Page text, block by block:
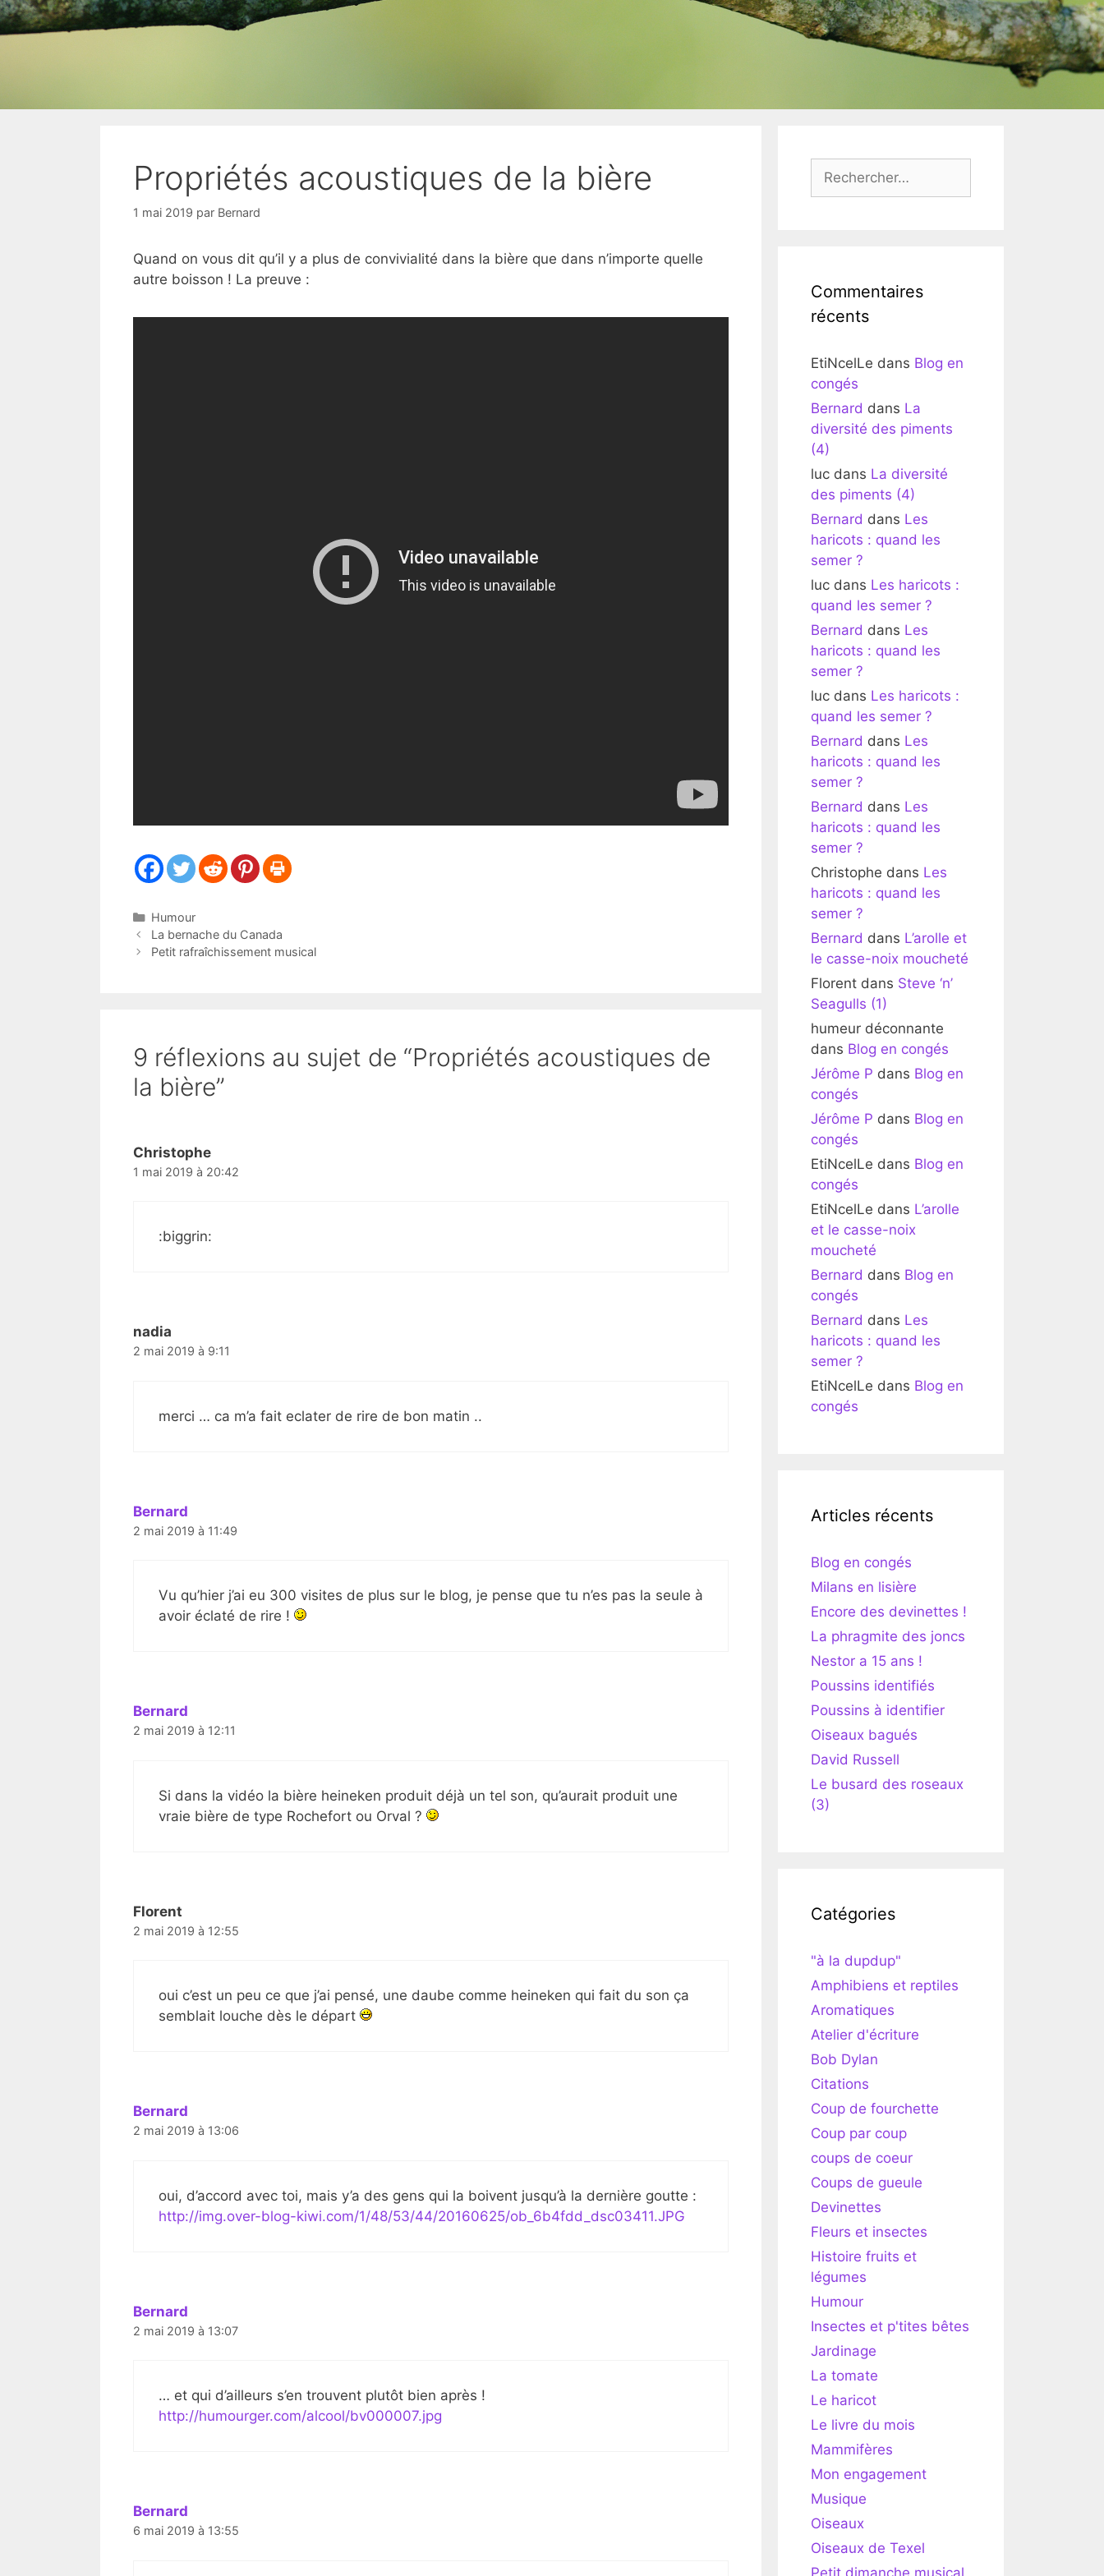
Propriétés acoustiques de la bière
1 mai 2019 par Bernard
Quand on vous dit qu’il y a plus de convivialité dans la bière que dans n’importe quelle
autre boisson ! La preuve :
Catégories
Humour
La bernache du Canada
Petit rafraîchissement musical
9 réflexions au sujet de “Propriétés acoustiques de
la bière”
Christophe
1 mai 2019 à 20:42
:biggrin:
nadia
2 mai 2019 à 9:11
merci … ca m’a fait eclater de rire de bon matin ..
Bernard
2 mai 2019 à 11:49
Vu qu’hier j’ai eu 300 visites de plus sur le blog, je pense que tu n’es pas la seule à
avoir éclaté de rire !
Bernard
2 mai 2019 à 12:11
Si dans la vidéo la bière heineken produit déjà un tel son, qu’aurait produit une
vraie bière de type Rochefort ou Orval ?
Florent
2 mai 2019 à 12:55
oui c’est un peu ce que j’ai pensé, une daube comme heineken qui fait du son ça
semblait louche dès le départ
Bernard
2 mai 2019 à 13:06
oui, d’accord avec toi, mais y’a des gens qui la boivent jusqu’à la dernière goutte :
http://img.over-blog-kiwi.com/1/48/53/44/20160625/ob_6b4fdd_dsc03411.JPG
Bernard
2 mai 2019 à 13:07
… et qui d’ailleurs s’en trouvent plutôt bien après !
http://humourger.com/alcool/bv000007.jpg
Bernard
6 mai 2019 à 13:55
Commentaires
récents
EtiNcelLe dans Blog en
congés
Bernard dans La
diversité des piments
(4)
luc dans La diversité
des piments (4)
Bernard dans Les
haricots : quand les
semer ?
luc dans Les haricots :
quand les semer ?
Bernard dans Les
haricots : quand les
semer ?
luc dans Les haricots :
quand les semer ?
Bernard dans Les
haricots : quand les
semer ?
Bernard dans Les
haricots : quand les
semer ?
Christophe dans Les
haricots : quand les
semer ?
Bernard dans L’arolle et
le casse-noix moucheté
Florent dans Steve ‘n’
Seagulls (1)
humeur déconnante
dans Blog en congés
Jérôme P dans Blog en
congés
Jérôme P dans Blog en
congés
EtiNcelLe dans Blog en
congés
EtiNcelLe dans L’arolle
et le casse-noix
moucheté
Bernard dans Blog en
congés
Bernard dans Les
haricots : quand les
semer ?
EtiNcelLe dans Blog en
congés
Articles récents
Blog en congés
Milans en lisière
Encore des devinettes !
La phragmite des joncs
Nestor a 15 ans !
Poussins identifiés
Poussins à identifier
Oiseaux bagués
David Russell
Le busard des roseaux
(3)
Catégories
"à la dupdup"
Amphibiens et reptiles
Aromatiques
Atelier d'écriture
Bob Dylan
Citations
Coup de fourchette
Coup par coup
coups de coeur
Coups de gueule
Devinettes
Fleurs et insectes
Histoire fruits et
légumes
Humour
Insectes et p'tites bêtes
Jardinage
La tomate
Le haricot
Le livre du mois
Mammifères
Mon engagement
Musique
Oiseaux
Oiseaux de Texel
Petit dimanche musical